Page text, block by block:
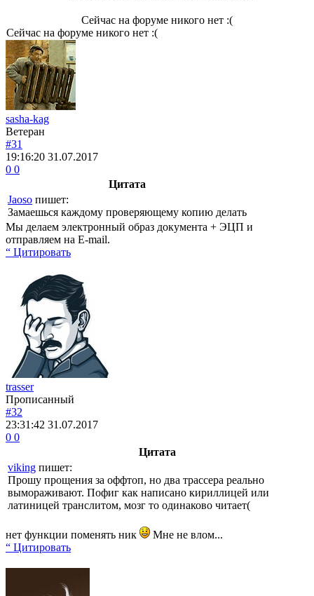
Сейчас на форуме никого нет :(
Сейчас на форуме никого нет :(
sasha-kag
Ветеран
#31
19:16:20 31.07.2017
0 0
Цитата
Jaoso пишет:
Замаешься каждому проверяющему копию делать
Мы делаем электронный образ документа + ЭЦП и
отправляем на E-mail.
“ Цитировать
trasser
Прописанный
#32
23:31:42 31.07.2017
0 0
Цитата
viking пишет:
Прошу прощения за оффтоп, но два трассера реально
вымораживают. Пофиг как написано кириллицей или
латиницей транслитом, мозг то одинаково читает(
нет функции поменять ник
Мне не влом...
“ Цитировать